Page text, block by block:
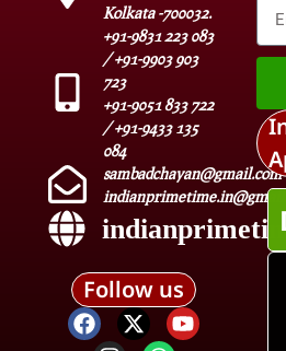
Kolkata -700032.
+91-9831 223 083
/ +91-9903 903
723
+91-9051 833 722
/ +91-9433 135
084
sambadchayan@gmail.com
Follow us